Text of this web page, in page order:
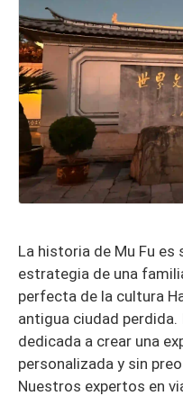
La historia de Mu Fu
estrategia de una
perfecta de la cultura
antigua ciudad
dedicada a crear una
personalizada y sin
Nuestros expertos en